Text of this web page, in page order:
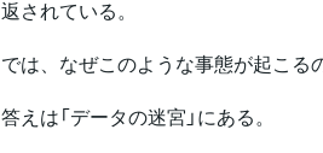
返されている。
では、なぜこのような事態が起こる
答えは「データの迷宮」にある。